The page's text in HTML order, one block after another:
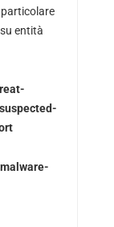
entità